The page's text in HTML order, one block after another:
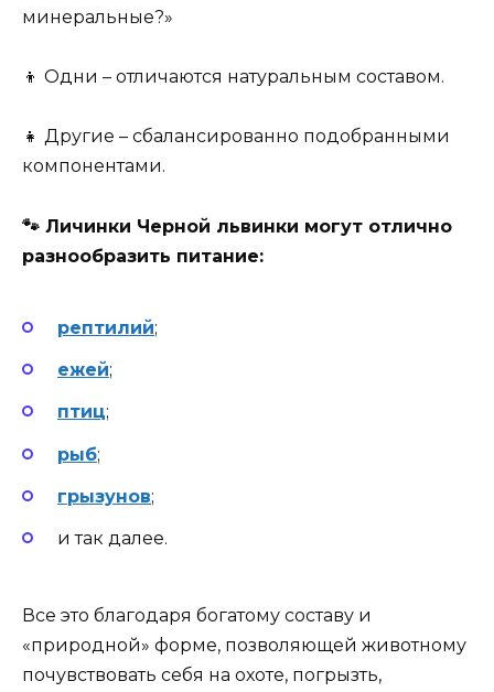
минеральные?»
👦 Одни – отличаются натуральным составом.
👧 Другие – сбалансированно подобранными
компонентами.
🐾 Личинки Черной львинки могут отлично
разнообразить питание:
рептилий;
ежей;
птиц;
рыб;
грызунов;
и так далее.
Все это благодаря богатому составу и
«природной» форме, позволяющей животному
почувствовать себя на охоте, погрызть,